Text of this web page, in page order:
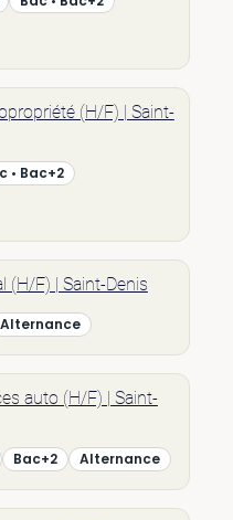
(H/F) | Saint-
• Bac+2
(H/F) | Saint-Denis
Alternance
auto (H/F) | Saint-
Bac+2 Alternance